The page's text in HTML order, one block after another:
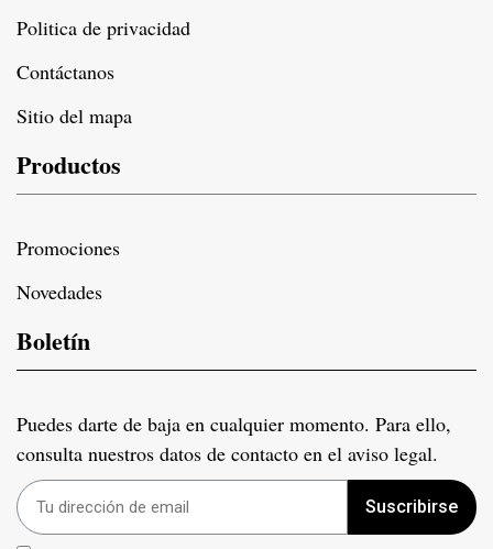
Politica de privacidad
Contáctanos
Sitio del mapa
Productos
Promociones
Novedades
Boletín
Puedes darte de baja en cualquier momento. Para ello,
consulta nuestros datos de contacto en el aviso legal.
Suscribirse